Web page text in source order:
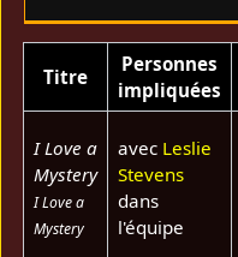
Titre
Personnes
impliquées
I Love a
Mystery
I Love a
Mystery
avec Leslie
Stevens
dans
l'équipe